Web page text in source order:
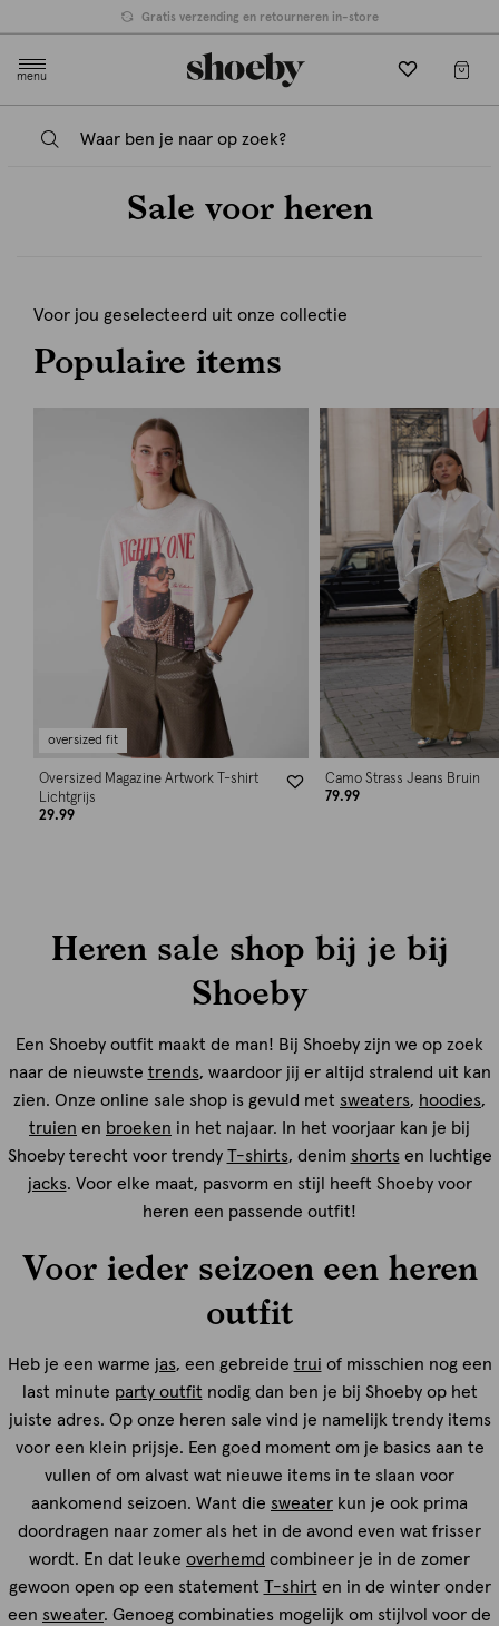
Gratis verzending en retourneren in-store
menu
Sale voor heren
Voor jou geselecteerd uit onze collectie
Populaire items
oversized fit
Oversized Magazine Artwork T-shirt
Lichtgrijs
29.99
Camo Strass Jeans Bruin
79.99
Heren sale shop bij je bij
Shoeby
Een Shoeby outfit maakt de man! Bij Shoeby zijn we op zoek
naar de nieuwste trends, waardoor jij er altijd stralend uit kan
zien. Onze online sale shop is gevuld met sweaters, hoodies,
truien en broeken in het najaar. In het voorjaar kan je bij
Shoeby terecht voor trendy T-shirts, denim shortsen luchtige
jacks. Voor elke maat, pasvorm en stijl heeft Shoeby voor
heren een passende outfit!
Voor ieder seizoen een heren
outfit
Heb je een warme jas, een gebreide trui of misschien nog een
last minute party outfit nodig dan ben je bij Shoeby op het
juiste adres. Op onze heren sale vind je namelijk trendy items
voor een klein prijsje. Een goed moment om je basics aan te
vullen of om alvast wat nieuwe items in te slaan voor
aankomend seizoen. Want die sweater kun je ook prima
doordragen naar zomer als het in de avond even wat frisser
wordt. En dat leuke overhemd combineer je in de zomer
gewoon open op een statement T-shirt en in de winter onder
een sweater. Genoeg combinaties mogelijk om stijlvol voor de